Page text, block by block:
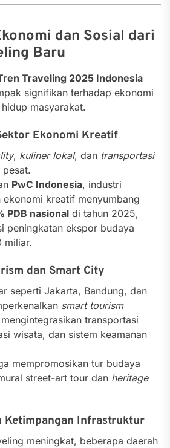
dan Sosial dari
Baru
Traveling 2025 Indonesia
signifikan terhadap ekonomi
masyarakat.
Ekonomi Kreatif
, kuliner lokal, dan transportasi
PwC Indonesia, industri
ekonomi kreatif menyumbang
PDB nasionaldi tahun 2025,
peningkatan ekspor budaya
miliar.
dan Smart City
seperti Jakarta, Bandung, dan
smart tourism
transportasi
wisata, dan sistem keamanan
mempromosikan tur budaya
street-art tour dan heritage
Ketimpangan Infrastruktur
meningkat, beberapa daerah